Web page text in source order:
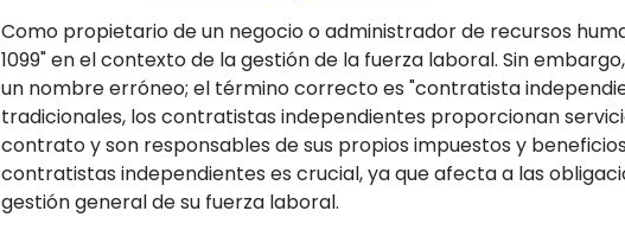
Como propietario de un negocio o administrador de recursos
1099" en el contexto de la gestión de la fuerza laboral. Sin
un nombre erróneo; el término correcto es "contratista
tradicionales, los contratistas independientes proporcionan
contrato y son responsables de sus propios impuestos y
contratistas independientes es crucial, ya que afecta a las
gestión general de su fuerza laboral.